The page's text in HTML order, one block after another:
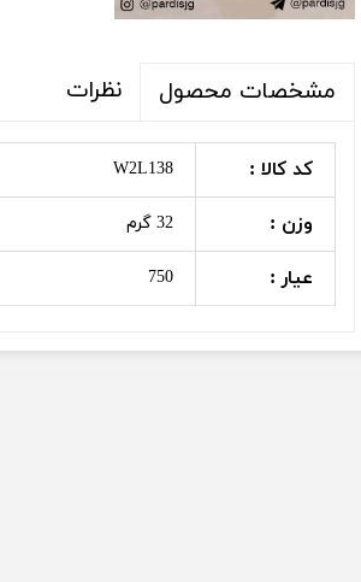
مشخصات محصول نظرات
کد کالا : W2L138
وزن : 32 گرم
عیار : 750